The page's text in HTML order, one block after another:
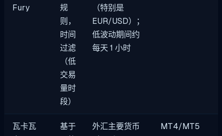
Fury
规
则，
时间
过滤
（低
交易
量时
段）
（特别是
EUR/USD）；
低波动期间约
每天 1 小时
瓦卡瓦
基于
外汇主要货币
MT4/MT5